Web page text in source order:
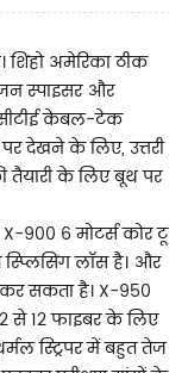
अमेरिका ठीक
स्पाइसर और
केबल-टेक
देखने के लिए, उत्तरी
तैयारी के लिए बूथ पर
900 6 मोटर्स कोर टू
लॉस है। और
सकता है। X-950
से 12 फाइबर के लिए
स्ट्रिपर में बहुत तेज